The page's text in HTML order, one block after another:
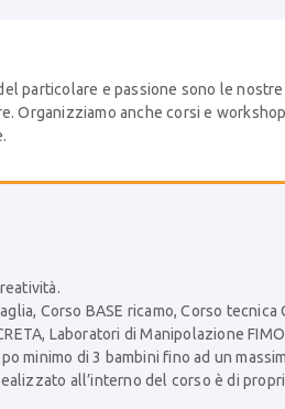
particolare e passione sono le
Organizziamo anche corsi e
Corso BASE ricamo, Corso tecnica
Laboratori di Manipolazione
minimo di 3 bambini fino ad un
all’interno del corso è di